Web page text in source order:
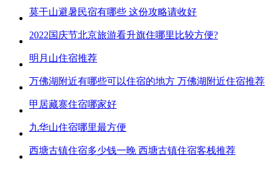
莫干山避暑民宿有哪些 这份攻略请收好
2022国庆节北京旅游看升旗住哪里比较方便?
明月山住宿推荐
万佛湖附近有哪些可以住宿的地方 万佛湖附近住宿推荐
甲居藏寨住宿哪家好
九华山住宿哪里最方便
西塘古镇住宿多少钱一晚 西塘古镇住宿客栈推荐